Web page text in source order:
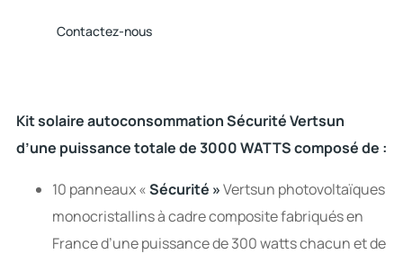
Contactez-nous
Kit solaire autoconsommation Sécurité Vertsun
d’une puissance totale de 3000 WATTS composé de :
10 panneaux «Sécurité »Vertsun photovoltaïques
monocristallins à cadre composite fabriqués en
France d’une puissance de 300 watts chacun et de